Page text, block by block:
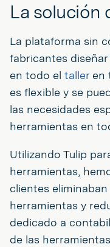
La solución
La plataforma sin
fabricantes
en todo el taller en
es flexible y se
las necesidades
herramientas en
Utilizando Tulip
herramientas,
clientes
herramientas y
dedicado a
de las